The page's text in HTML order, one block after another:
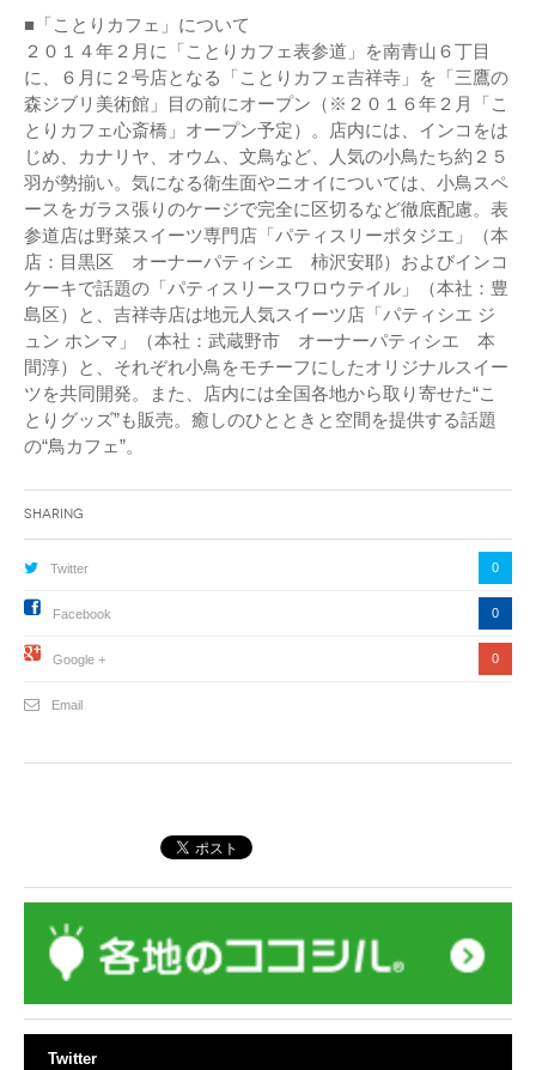
■「ことりカフェ」について
２０１４年２月に「ことりカフェ表参道」を南青山６丁目
に、６月に２号店となる「ことりカフェ吉祥寺」を「三鷹の
森ジブリ美術館」目の前にオープン（※２０１６年２月「こ
とりカフェ心斎橋」オープン予定）。店内には、インコをは
じめ、カナリヤ、オウム、文鳥など、人気の小鳥たち約２５
羽が勢揃い。気になる衛生面やニオイについては、小鳥スペ
ースをガラス張りのケージで完全に区切るなど徹底配慮。表
参道店は野菜スイーツ専門店「パティスリーポタジエ」（本
店：目黒区 オーナーパティシエ 柿沢安耶）およびインコ
ケーキで話題の「パティスリースワロウテイル」（本社：豊
島区）と、吉祥寺店は地元人気スイーツ店「パティシエ ジ
ュン ホンマ」（本社：武蔵野市 オーナーパティシエ 本
間淳）と、それぞれ小鳥をモチーフにしたオリジナルスイー
ツを共同開発。また、店内には全国各地から取り寄せた“こ
とりグッズ”も販売。癒しのひとときと空間を提供する話題
の“鳥カフェ”。
Sharing
Twitter 0
Facebook 0
Google + 0
Email
Twitter